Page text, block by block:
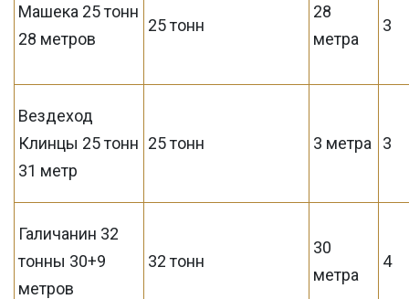
Машека 25 тонн
28 метров
25 тонн
28
метра
3
Вездеход
Клинцы 25 тонн
31 метр
25 тонн 3 метра 3
Галичанин 32
тонны 30+9
метров
32 тонн
30
метра
4